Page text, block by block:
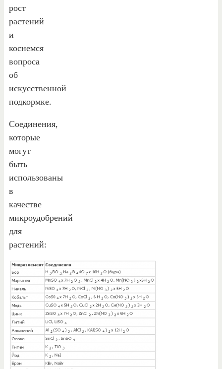
рост
растений
и
коснемся
вопроса
об
искусственной
подкормке.
Соединения,
которые
могут
быть
использованы
в
качестве
микроудобрений
для
растений: